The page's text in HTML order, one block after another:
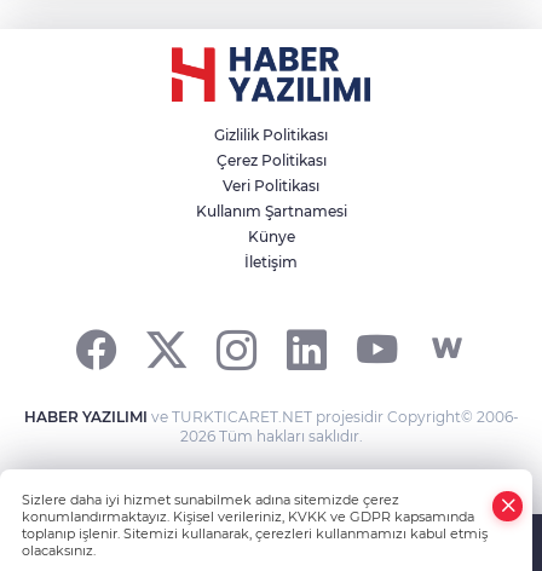
Gizlilik Politikası
Çerez Politikası
Veri Politikası
Kullanım Şartnamesi
Künye
İletişim
HABER YAZILIMI ve TURKTICARET.NET projesidir Copyright© 2006-
2026 Tüm hakları saklıdır.
Sizlere daha iyi hizmet sunabilmek adına sitemizde çerez
konumlandırmaktayız. Kişisel verileriniz, KVKK ve GDPR kapsamında
toplanıp işlenir. Sitemizi kullanarak, çerezleri kullanmamızı kabul etmiş
olacaksınız.